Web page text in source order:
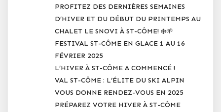
PROFITEZ DES DERNIÈRES SEMAINES
D’HIVER ET DU DÉBUT DU PRINTEMPS AU
CHALET LE SNOVI À ST-CÔME! ❄️🌱
FESTIVAL ST-CÔME EN GLACE 1 AU 16
FÉVRIER 2025
L’HIVER À ST-CÔME A COMMENCÉ !
VAL ST-CÔME : L’ÉLITE DU SKI ALPIN
VOUS DONNE RENDEZ-VOUS EN 2025
PRÉPAREZ VOTRE HIVER À ST-CÔME